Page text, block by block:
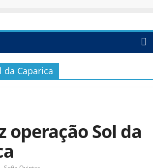
da Caparica
operação Sol da